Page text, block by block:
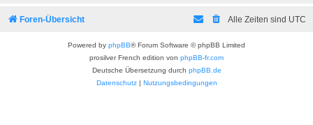
Foren-Übersicht Alle Zeiten sind UTC
Powered by phpBB® Forum Software © phpBB Limited
prosilver French edition von phpBB-fr.com
Deutsche Übersetzung durch phpBB.de
Datenschutz| Nutzungsbedingungen